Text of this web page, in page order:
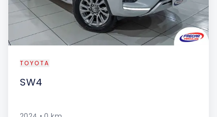
TOYOTA
SW4